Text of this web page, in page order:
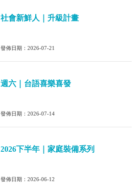
社會新鮮人｜升級計畫
發佈日期：2026-07-21
週六｜台語喜樂喜發
發佈日期：2026-07-14
2026下半年｜家庭裝備系列
發佈日期：2026-06-12